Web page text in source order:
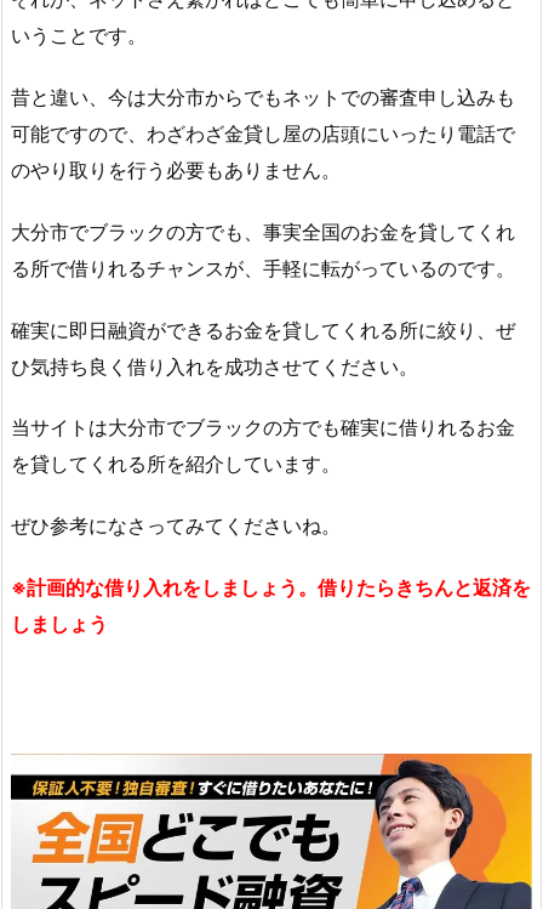
いうことです。
昔と違い、今は大分市からでもネットでの審査申し込みも
可能ですので、わざわざ金貸し屋の店頭にいったり電話で
のやり取りを行う必要もありません。
大分市でブラックの方でも、事実全国のお金を貸してくれ
る所で借りれるチャンスが、手軽に転がっているのです。
確実に即日融資ができるお金を貸してくれる所に絞り、ぜ
ひ気持ち良く借り入れを成功させてください。
当サイトは大分市でブラックの方でも確実に借りれるお金
を貸してくれる所を紹介しています。
ぜひ参考になさってみてくださいね。
※計画的な借り入れをしましょう。借りたらきちんと返済を
しましょう